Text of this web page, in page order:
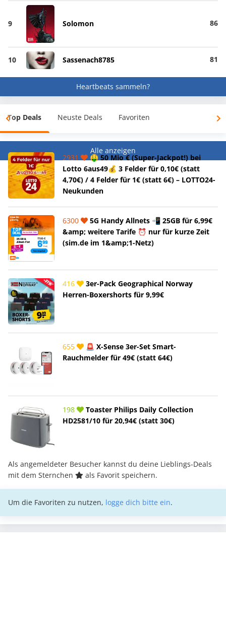
9 Solomon 86
10 Sassenach8785 81
Heartbeats sammeln?
Top Deals Neuste Deals Favoriten
Alle anzeigen
2931
🤑 50 Mio € (Super-Jackpot!) bei
Lotto 6aus49💰 3 Felder für 0,10€ (statt
4,70€) / 4 Felder für 1€ (statt 6€) – LOTTO24-
Neukunden
6300
5G Handy Allnets 📲 25GB für 6,99€
&amp; weitere Tarife ⏰ nur für kurze Zeit
(sim.de im 1&amp;1-Netz)
416
3er-Pack Geographical Norway
Herren-Boxershorts für 9,99€
655
🚨 X-Sense 3er-Set Smart-
Rauchmelder für 49€ (statt 64€)
198
Toaster Philips Daily Collection
HD2581/10 für 20,94€ (statt 30€)
Als angemeldeter Besucher kannst du deine Lieblings-Deals
mit dem Sternchen
als Favorit speichern.
Um die Favoriten zu nutzen, logge dich bitte ein.